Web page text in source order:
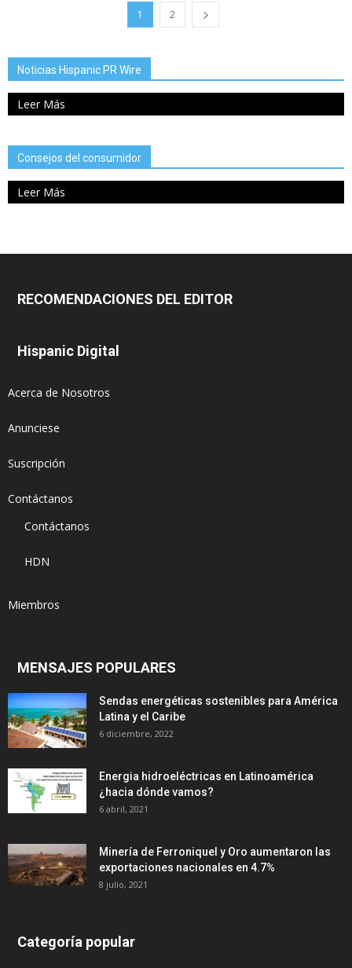
1 2
Noticias Hispanic PR Wire
Leer Más
Consejos del consumidor
Leer Más
RECOMENDACIONES DEL EDITOR
Hispanic Digital
Acerca de Nosotros
Anunciese
Suscripción
Contáctanos
Contáctanos
HDN
Miembros
MENSAJES POPULARES
Sendas energéticas sostenibles para América
Latina y el Caribe
6 diciembre, 2022
Energia hidroeléctricas en Latinoamérica
¿hacia dónde vamos?
6 abril, 2021
Minería de Ferroniquel y Oro aumentaron las
exportaciones nacionales en 4.7%
8 julio, 2021
Categoría popular